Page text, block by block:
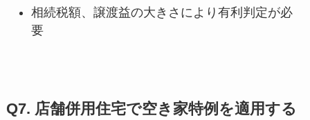
相続税額、譲渡益の大きさにより有利判定が必
要
Q7. 店舗併用住宅で空き家特例を適用する